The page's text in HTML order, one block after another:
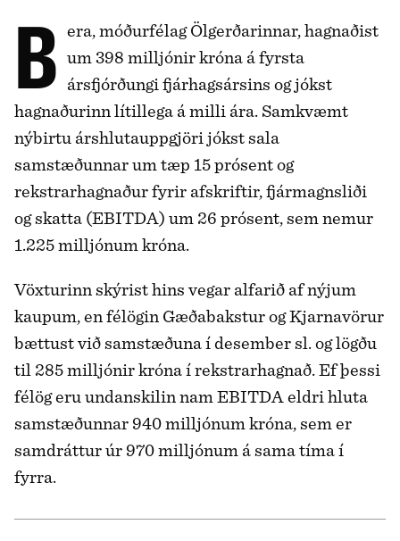
Bera, móðurfélag Ölgerðarinnar, hagnaðist um 398 milljónir króna á fyrsta
ársfjórðungi fjárhagsársins og jókst
hagnaðurinn lítillega á milli ára. Samkvæmt
nýbirtu árshlutauppgjöri jókst sala
samstæðunnar um tæp 15 prósent og
rekstrarhagnaður fyrir afskriftir, fjármagnsliði
og skatta (EBITDA) um 26 prósent, sem nemur
1.225 milljónum króna.
Vöxturinn skýrist hins vegar alfarið af nýjum
kaupum, en félögin Gæðabakstur og Kjarnavörur
bættust við samstæðuna í desember sl. og lögðu
til 285 milljónir króna í rekstrarhagnað. Ef þessi
félög eru undanskilin nam EBITDA eldri hluta
samstæðunnar 940 milljónum króna, sem er
samdráttur úr 970 milljónum á sama tíma í
fyrra.